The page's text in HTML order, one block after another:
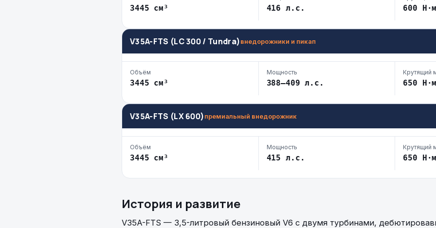
3445 см³ 416 л.с. 600 Н·м
V35A-FTS (LC 300 / Tundra)внедорожники и пикап
Объём
3445 см³
Мощность
388–409 л.с.
Крутящий
650 Н·м
V35A-FTS (LX 600)премиальный внедорожник
Объём
3445 см³
Мощность
415 л.с.
Крутящий
650 Н·м
История и развитие
V35A-FTS — 3,5-литровый бензиновый V6 с двумя турбинами,